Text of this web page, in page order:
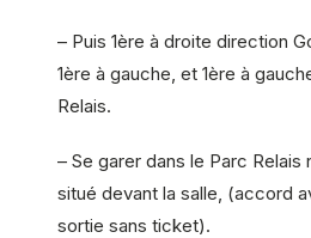
– Puis 1ère à droite direction
1ère à gauche, et 1ère à
Relais.
– Se garer dans le Parc Relais
situé devant la salle, (accord
sortie sans ticket).